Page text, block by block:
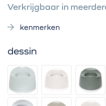
Verkrijgbaar in
kenmerken
dessin